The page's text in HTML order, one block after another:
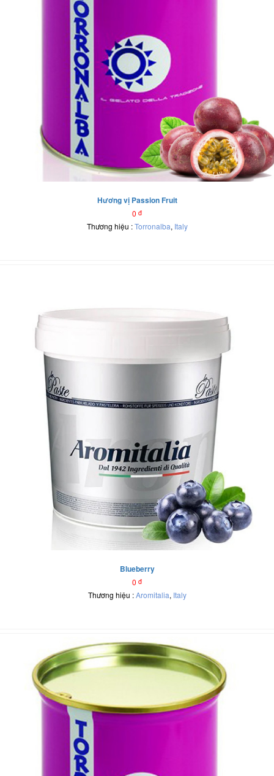
Hương vị Passion Fruit
0 đ
Thương hiệu :Torronalba, Italy
Blueberry
0 đ
Thương hiệu :Aromitalia, Italy